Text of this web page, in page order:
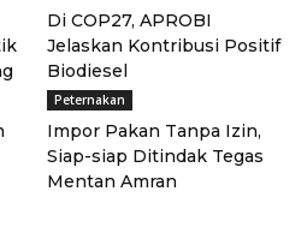
Di COP27, APROBI
Jelaskan Kontribusi Positif
Biodiesel
Peternakan
Impor Pakan Tanpa Izin,
Siap-siap Ditindak Tegas
Mentan Amran